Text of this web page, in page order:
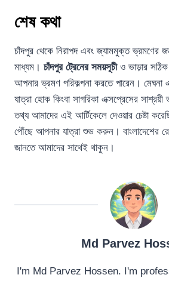
শেষ কথা
চাঁদপুর থেকে নিরাপদ এবং জ্যামমুক্ত ভ্রমণের
মাধ্যম। চাঁদপুর ট্রেনের সময়সূচীও ভাড়ার
আপনার ভ্রমণ পরিকল্পনা করতে পারেন। মেঘনা
যাত্রা হোক কিংবা সাগরিকা এক্সপ্রেসের
তথ্য আমাদের এই আর্টিকেলে দেওয়ার চেষ্টা
পৌঁছে আপনার যাত্রা শুভ করুন। বাংলাদেশের
জানতে আমাদের সাথেই থাকুন।
Md Parvez
I'm Md Parvez Hossen. I'm